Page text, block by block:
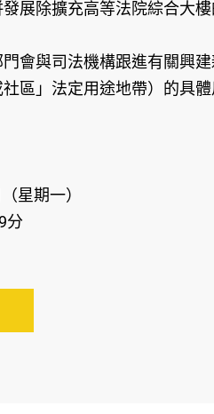
展除擴充高等法院綜合大
與司法機構跟進有關興建
社區」法定用途地帶）的具體
星期一）
分